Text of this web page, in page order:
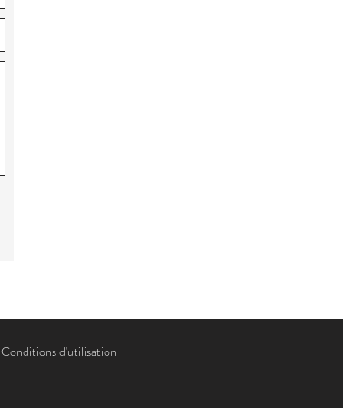
Conditions d'utilisation